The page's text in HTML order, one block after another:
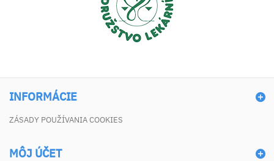
INFORMÁCIE
ZÁSADY POUŽÍVANIA COOKIES
MÔJ ÚČET